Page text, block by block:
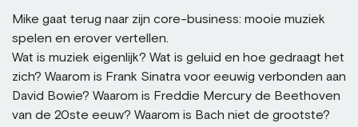
Mike gaat terug naar zijn core-business: mooie muziek
spelen en erover vertellen.
Wat is muziek eigenlijk? Wat is geluid en hoe gedraagt het
zich? Waarom is Frank Sinatra voor eeuwig verbonden aan
David Bowie? Waarom is Freddie Mercury de Beethoven
van de 20ste eeuw? Waarom is Bach niet de grootste?